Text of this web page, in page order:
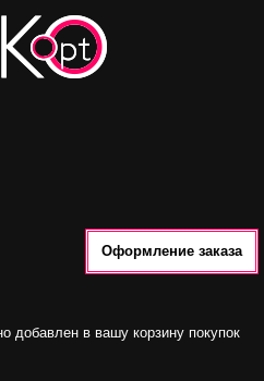
Оформление заказа
добавлен в вашу корзину покупок